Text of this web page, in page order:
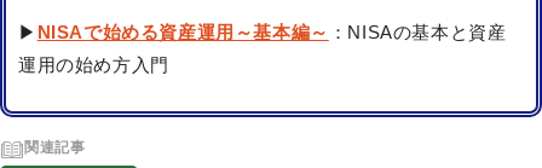
▶ NISAで始める資産運用～基本編～ ：NISAの基本と資産
運用の始め方入門
関連記事